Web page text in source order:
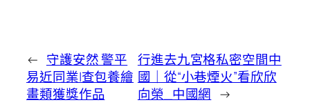
← 守護安然 警平
易近同業|查包養繪
畫類獲獎作品
行進去九宮格私密空間中
國｜從“小巷煙火”看欣欣
向榮_中國網 →